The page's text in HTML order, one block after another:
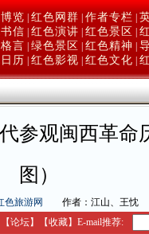
览 红色网群 作者专栏
信 红色演讲 红色景区
言 绿色景区 红色精神
历 红色影视 红色文化
参观闽西革命
图）
旅游网
作者：江山、王忱
【论坛】 【收藏】 E-mail推荐: